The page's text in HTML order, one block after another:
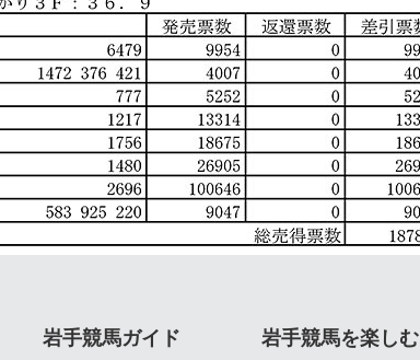
岩手競馬ガイド 岩手競馬を楽しむ